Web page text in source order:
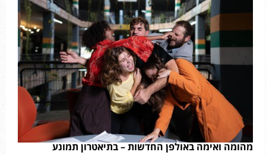
מהומה ואימה באולפן החדשות – בתיאטרון תמונע